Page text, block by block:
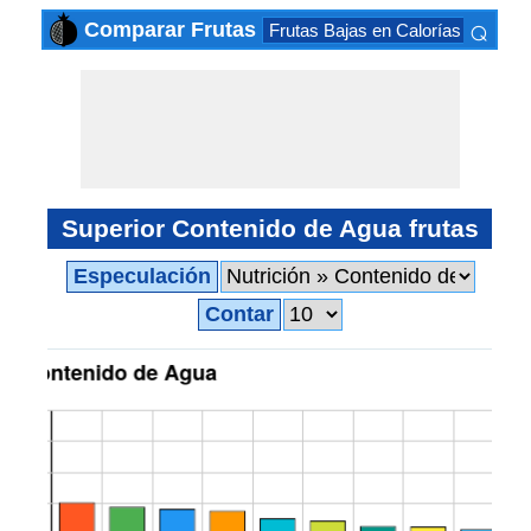
Comparar Frutas Frutas Bajas en Calorías ⌕
Superior Contenido de Agua frutas
Especulación
Contar